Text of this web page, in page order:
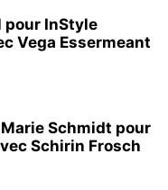
pour InStyle
Vega Essermeant
Schmidt pour
Schirin Frosch